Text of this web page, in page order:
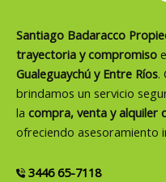
Santiago Badaracco
trayectoria y compromiso
Gualeguaychú y Entre Ríos.
brindamos un servicio
la compra, venta y alquiler
ofreciendo asesoramiento
3446 65-7118